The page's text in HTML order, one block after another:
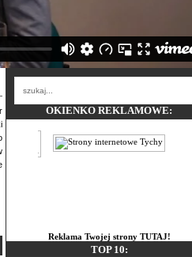
OKIENKO REKLAMOWE:
Reklama Twojej strony TUTAJ!
TOP 10: